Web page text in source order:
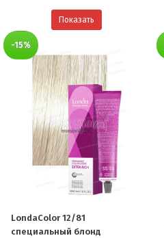
Показать
-15%
LondaColor 12/81
специальный блонд